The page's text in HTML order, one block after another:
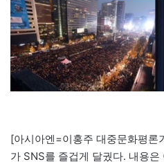
[아시아엔=이홍주 대중문화평론
가 SNS를 즐겁게 달궜다. 내용은